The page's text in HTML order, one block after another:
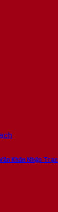
Khấn Nhập